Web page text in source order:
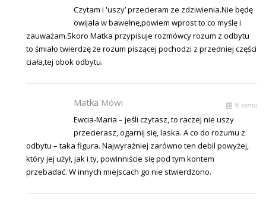
Czytam i 'uszy’ przecieram ze zdziwienia.Nie będę
owijała w bawełnę,powiem wprost to co myślę i
zauważam.Skoro Matka przypisuje rozmówcy rozum z odbytu
to śmiało twierdzę że rozum piszącej pochodzi z przedniej części
ciała,tej obok odbytu.
Matka Mówi % temu
Ewcia-Maria – jeśli czytasz, to raczej nie uszy
przecierasz, ogarnij się, laska. A co do rozumu z
odbytu – taka figura. Najwyraźniej zarówno ten debil powyżej,
który jej użył, jak i ty, powinniście się pod tym kontem
przebadać. W innych miejscach go nie stwierdzono.